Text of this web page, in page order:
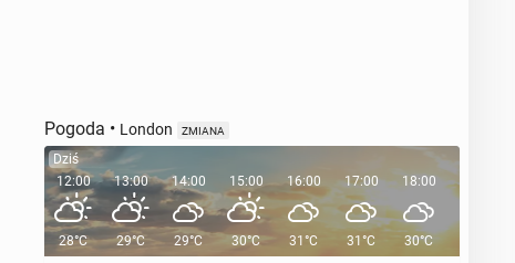
Pogoda • London ZMIANA
Dziś
12:00
28°C
13:00
29°C
14:00
29°C
15:00
30°C
16:00
31°C
17:00
31°C
18:00
30°C
19:00